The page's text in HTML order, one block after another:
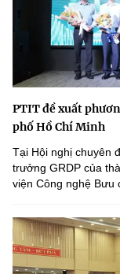
PTIT đề xuất
phố Hồ Chí Minh
Tại Hội nghị chuyên
trưởng GRDP của
viện Công nghệ Bưu